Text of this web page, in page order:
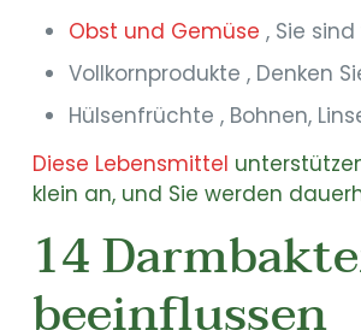
Obst und Gemüse , Sie
Vollkornprodukte , Denken
Hülsenfrüchte , Bohnen,
Diese Lebensmittel
klein an, und Sie werden
14